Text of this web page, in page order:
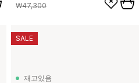
₩47,300
재고있음
SALE